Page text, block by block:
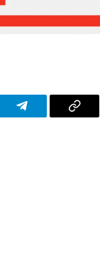
Telegram Copy